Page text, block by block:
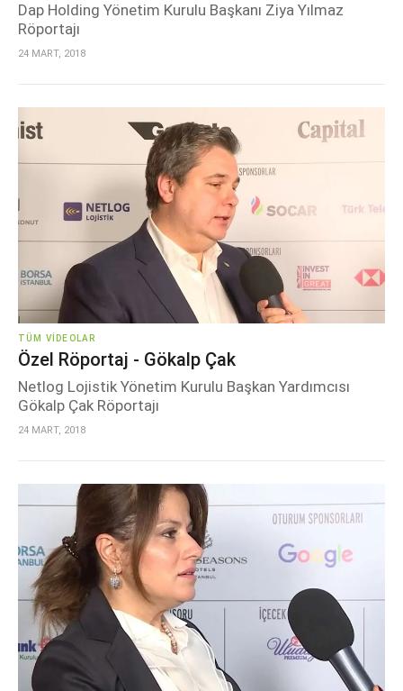
Dap Holding Yönetim Kurulu Başkanı Ziya Yılmaz
Röportajı
24 MART, 2018
TÜM VIDEOLAR
Özel Röportaj - Gökalp Çak
Netlog Lojistik Yönetim Kurulu Başkan Yardımcısı
Gökalp Çak Röportajı
24 MART, 2018